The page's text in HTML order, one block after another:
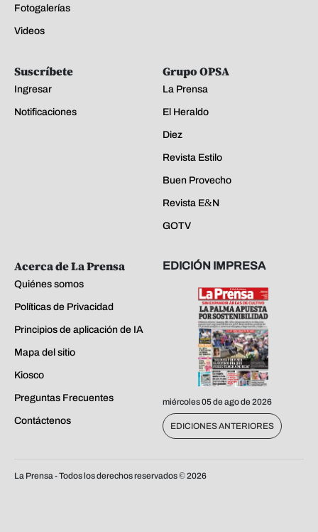
Fotogalerías
Videos
Suscríbete
Ingresar
Notificaciones
Grupo OPSA
La Prensa
El Heraldo
Diez
Revista Estilo
Buen Provecho
Revista E&N
GOTV
Acerca de La Prensa
Quiénes somos
Políticas de Privacidad
Principios de aplicación de IA
Mapa del sitio
Kiosco
Preguntas Frecuentes
Contáctenos
EDICIÓN IMPRESA
miércoles 05 de ago de 2026
EDICIONES ANTERIORES
La Prensa - Todos los derechos reservados ©2026